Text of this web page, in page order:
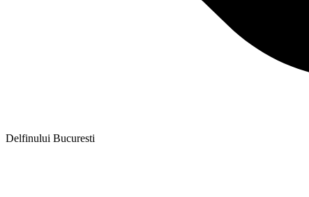
Delfinului Bucuresti